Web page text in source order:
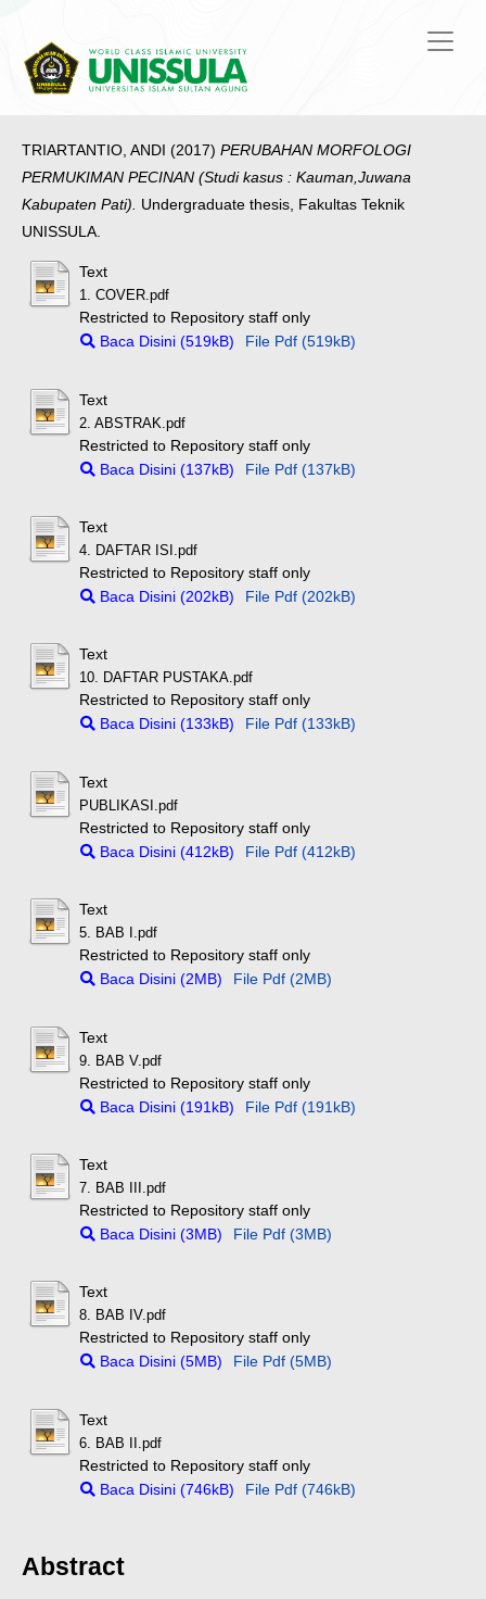
TRIARTANTIO, ANDI (2017) PERUBAHAN MORFOLOGI
PERMUKIMAN PECINAN (Studi kasus : Kauman,Juwana
Kabupaten Pati). Undergraduate thesis, Fakultas Teknik
UNISSULA.
Text
1. COVER.pdf
Restricted to Repository staff only
Baca Disini (519kB)
File Pdf (519kB)
Text
2. ABSTRAK.pdf
Restricted to Repository staff only
Baca Disini (137kB)
File Pdf (137kB)
Text
4. DAFTAR ISI.pdf
Restricted to Repository staff only
Baca Disini (202kB)
File Pdf (202kB)
Text
10. DAFTAR PUSTAKA.pdf
Restricted to Repository staff only
Baca Disini (133kB)
File Pdf (133kB)
Text
PUBLIKASI.pdf
Restricted to Repository staff only
Baca Disini (412kB)
File Pdf (412kB)
Text
5. BAB I.pdf
Restricted to Repository staff only
Baca Disini (2MB)
File Pdf (2MB)
Text
9. BAB V.pdf
Restricted to Repository staff only
Baca Disini (191kB)
File Pdf (191kB)
Text
7. BAB III.pdf
Restricted to Repository staff only
Baca Disini (3MB)
File Pdf (3MB)
Text
8. BAB IV.pdf
Restricted to Repository staff only
Baca Disini (5MB)
File Pdf (5MB)
Text
6. BAB II.pdf
Restricted to Repository staff only
Baca Disini (746kB)
File Pdf (746kB)
Abstract